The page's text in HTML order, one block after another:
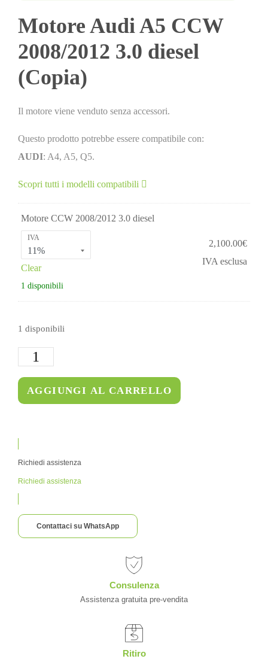
Motore Audi A5 CCW
2008/2012 3.0 diesel
(Copia)
Il motore viene venduto senza accessori.
Questo prodotto potrebbe essere compatibile con:
AUDI: A4, A5, Q5.
Scopri tutti i modelli compatibili
Motore CCW 2008/2012 3.0 diesel
IVA
Clear
1 disponibili
2,100.00€
IVA esclusa
1 disponibili
AGGIUNGI AL CARRELLO
Richiedi assistenza
Richiedi assistenza
Contattaci su WhatsApp
Consulenza
Assistenza gratuita pre-vendita
Ritiro